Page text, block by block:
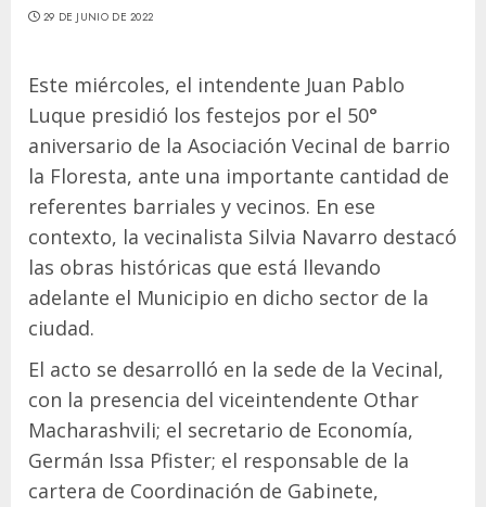
29 DE JUNIO DE 2022
Este miércoles, el intendente Juan Pablo
Luque presidió los festejos por el 50°
aniversario de la Asociación Vecinal de barrio
la Floresta, ante una importante cantidad de
referentes barriales y vecinos. En ese
contexto, la vecinalista Silvia Navarro destacó
las obras históricas que está llevando
adelante el Municipio en dicho sector de la
ciudad.
El acto se desarrolló en la sede de la Vecinal,
con la presencia del viceintendente Othar
Macharashvili; el secretario de Economía,
Germán Issa Pfister; el responsable de la
cartera de Coordinación de Gabinete,